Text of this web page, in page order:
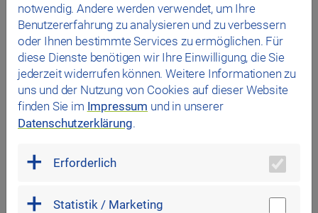
Details zum Parkhaus
das Stadtwerk.Regensburginvestiert für die erste
Quartiersgarage rund 12,5 Millionen Euro und errichtet
ein Parkhaus in Systembauweise mit rund 480
Stellplätzen auf 14 Halbebenen – im ersten Schritt 50
davon mit Ladestationen für E-Autos. Das Gebäude wird
57 Meter lang, 33 Meter breit und hat eine Endhöhe von
22 Metern. Die Loch-blech-Fassade muss sowohl
erfüllen, um die Bewohner der angrenzenden
Wohnhäuser zu schützen. Gleichzeitig muss die Fassade
Belichtung des Parkhauses gewährleistet ist. Auf dem
notwendig. Andere werden verwendet, um Ihre
Benutzererfahrung zu analysieren und zu verbessern
oder Ihnen bestimmte Services zu ermöglichen. Für
diese Dienste benötigen wir Ihre Einwilligung, die Sie
jederzeit widerrufen können. Weitere Informationen zu
uns und der Nutzung von Cookies auf dieser Website
finden Sie im Impressum und in unserer
Datenschutzerklärung.
Erforderlich
Statistik / Marketing